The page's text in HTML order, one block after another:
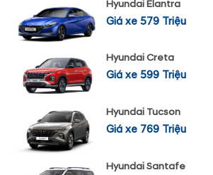
Hyundai Elantra
Giá xe 579 Triệu
Hyundai Creta
Giá xe 599 Triệu
Hyundai Tucson
Giá xe 769 Triệu
Hyundai Santafe